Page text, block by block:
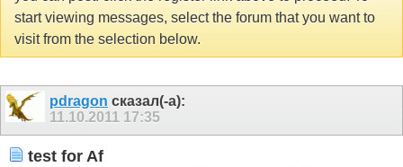
start viewing messages, select the forum that you want to
visit from the selection below.
pdragon сказал(-а):
11.10.2011 17:35
test for Af